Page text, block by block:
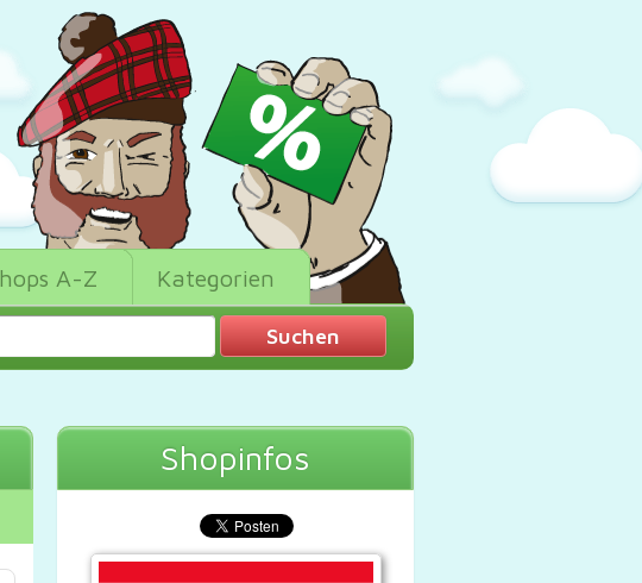
A-Z Kategorien
Shopinfos